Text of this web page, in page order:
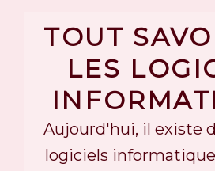
TOUT
LES
Aujourd'hui, il existe
logiciels